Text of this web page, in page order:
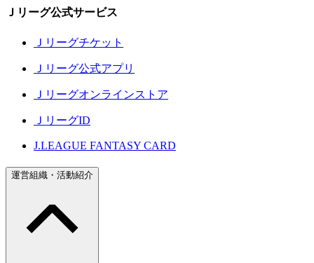
Ｊリーグ公式サービス
Ｊリーグチケット
Ｊリーグ公式アプリ
Ｊリーグオンラインストア
ＪリーグID
J.LEAGUE FANTASY CARD
運営組織・活動紹介